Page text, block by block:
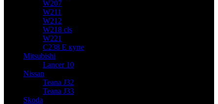
W207
W211
W212
W218 cls
W221
C238 E купе
Mitsubishi
Lancer 10
Nissan
Teana J32
Teana J33
Skoda